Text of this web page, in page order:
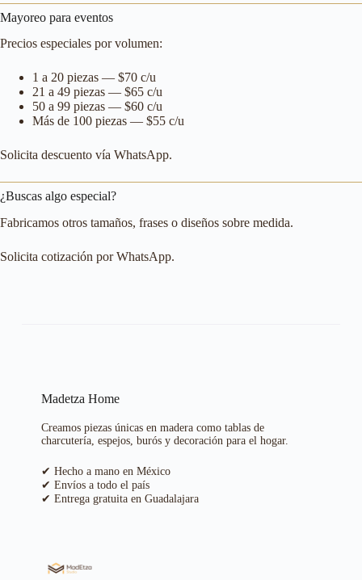
Mayoreo para eventos
Precios especiales por volumen:
1 a 20 piezas — $70 c/u
21 a 49 piezas — $65 c/u
50 a 99 piezas — $60 c/u
Más de 100 piezas — $55 c/u
Solicita descuento vía WhatsApp.
¿Buscas algo especial?
Fabricamos otros tamaños, frases o diseños sobre medida.
Solicita cotización por WhatsApp.
Madetza Home
Creamos piezas únicas en madera como tablas de
charcutería, espejos, burós y decoración para el hogar.
✔ Hecho a mano en México
✔ Envíos a todo el país
✔ Entrega gratuita en Guadalajara